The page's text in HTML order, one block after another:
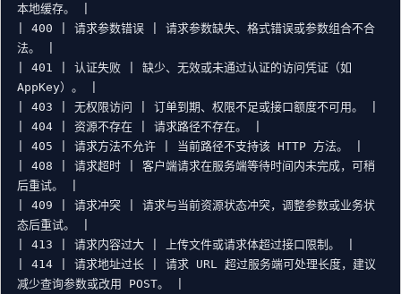
本地缓存。 |
| 400 | 请求参数错误 | 请求参数缺失、格式错误或参数组合不合
法。 |
| 401 | 认证失败 | 缺少、无效或未通过认证的访问凭证（如
AppKey）。 |
| 403 | 无权限访问 | 订单到期、权限不足或接口额度不可用。 |
| 404 | 资源不存在 | 请求路径不存在。 |
| 405 | 请求方法不允许 | 当前路径不支持该 HTTP 方法。 |
| 408 | 请求超时 | 客户端请求在服务端等待时间内未完成，可稍
后重试。 |
| 409 | 请求冲突 | 请求与当前资源状态冲突，调整参数或业务状
态后重试。 |
| 413 | 请求内容过大 | 上传文件或请求体超过接口限制。 |
| 414 | 请求地址过长 | 请求 URL 超过服务端可处理长度，建议
减少查询参数或改用 POST。 |